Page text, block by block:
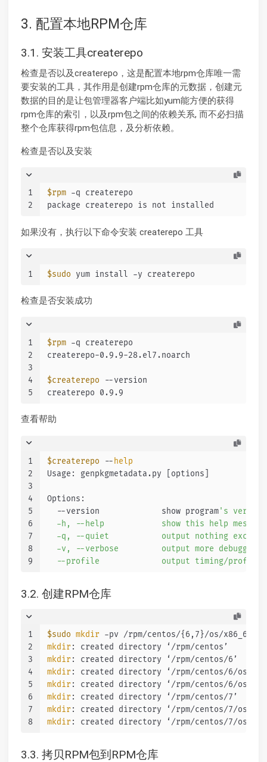
3. 配置本地RPM仓库
3.1. 安装工具createrepo
检查是否以及createrepo，这是配置本地rpm仓库唯一需
要安装的工具，其作用是创建rpm仓库的元数据，创建元
数据的目的是让包管理器客户端比如yum能方便的获得
rpm仓库的索引，以及rpm包之间的依赖关系, 而不必扫描
整个仓库获得rpm包信息，及分析依赖。
检查是否以及安装
1
2
$rpm -q createrepo
package createrepo is not installed
如果没有，执行以下命令安装 createrepo 工具
1 $sudo yum install -y createrepo
检查是否安装成功
1
2
3
4
5
$rpm -q createrepo
createrepo-0.9.9-28.el7.noarch
$createrepo --version
createrepo 0.9.9
查看帮助
1
2
3
4
5
6
7
8
9
$createrepo -- help
Usage: genpkgmetadata.py [options]
Options:
  --version             show program
's version
-h, --help            show this help
-q, --quiet           output nothing except
-v, --verbose         output more debugging
--profile             output timing/profile
3.2. 创建RPM仓库
1
2
3
4
5
6
7
8
$sudo mkdir -pv /rpm/centos/{6,7}/os/
mkdir : created directory ‘/rpm/centos’
mkdir : created directory ‘/rpm/centos/6’
mkdir : created directory ‘/rpm/centos/6/os’
mkdir : created directory ‘/rpm/centos/6/os/
mkdir : created directory ‘/rpm/centos/7’
mkdir : created directory ‘/rpm/centos/7/os’
mkdir : created directory ‘/rpm/centos/7/os/
3.3. 拷贝RPM包到RPM仓库